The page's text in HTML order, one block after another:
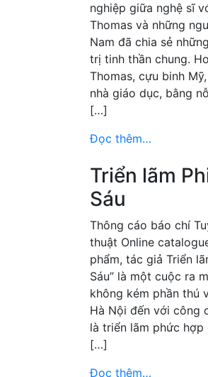
nghiệp giữa nghệ sĩ
Thomas và những
Nam đã chia sẻ
trị tinh thần chung.
Thomas, cựu binh
nhà giáo dục, bằng
[…]
Đọc thêm…
Triển lãm
Sáu
Thông cáo báo chí
thuật Online
phẩm, tác giả Triển
Sáu” là một cuộc ra
không kém phần thú
Hà Nội đến với công
là triển lãm phức hợp
[…]
Đọc thêm…